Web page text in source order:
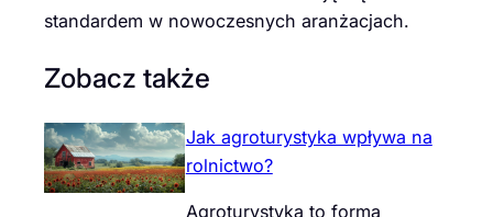
standardem w nowoczesnych aranżacjach.
Zobacz także
Jak agroturystyka wpływa na
rolnictwo?
Agroturystyka to forma